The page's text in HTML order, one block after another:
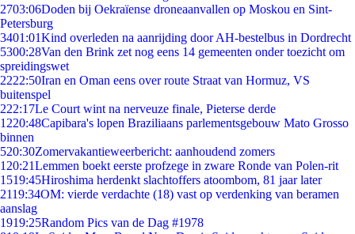
2703:06Doden bij Oekraïense droneaanvallen op Moskou en Sint-
Petersburg
3401:01Kind overleden na aanrijding door AH-bestelbus in Dordrecht
5300:28Van den Brink zet nog eens 14 gemeenten onder toezicht om
spreidingswet
2222:50Iran en Oman eens over route Straat van Hormuz, VS
buitenspel
222:17Le Court wint na nerveuze finale, Pieterse derde
1220:48Capibara's lopen Braziliaans parlementsgebouw Mato Grosso
binnen
520:30Zomervakantieweerbericht: aanhoudend zomers
1 20:21Lemmen boekt eerste profzege in zware Ronde van Polen-rit
1519:45Hiroshima herdenkt slachtoffers atoombom, 81 jaar later
2119:34OM: vierde verdachte (18) vast op verdenking van beramen
aanslag
1919:25Random Pics van de Dag #1978